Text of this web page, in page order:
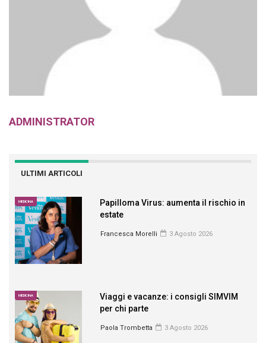
ADMINISTRATOR
ULTIMI ARTICOLI
MEDICINA
Papilloma Virus: aumenta il rischio in
estate
Francesca Morelli 3 Agosto 2026
MEDICINA
Viaggi e vacanze: i consigli SIMVIM
per chi parte
Paola Trombetta 3 Agosto 2026